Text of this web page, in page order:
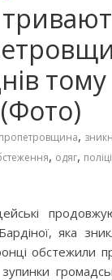
,
, одяг,
яка
обстежили